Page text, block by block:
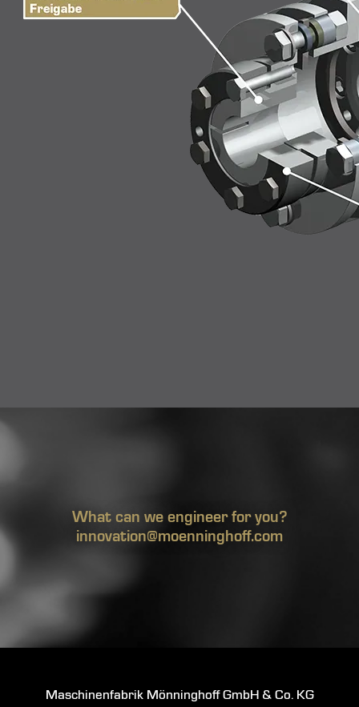
What can we engineer for you?
innovation@moenninghoff.com
Maschinenfabrik Mönninghoff GmbH & Co. KG